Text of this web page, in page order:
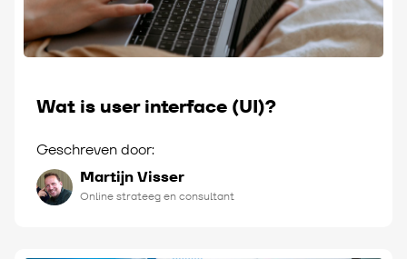
Wat is user interface (UI)?
Geschreven door:
Martijn Visser
Online strateeg en consultant